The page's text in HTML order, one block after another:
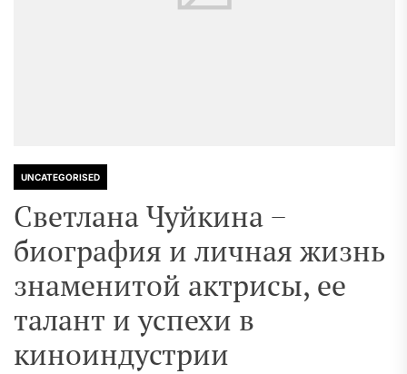
UNCATEGORISED
Светлана Чуйкина −
биография и личная жизнь
знаменитой актрисы, ее
талант и успехи в
киноиндустрии